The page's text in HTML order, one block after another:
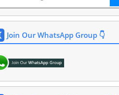
Join Our WhatsApp Group 👇